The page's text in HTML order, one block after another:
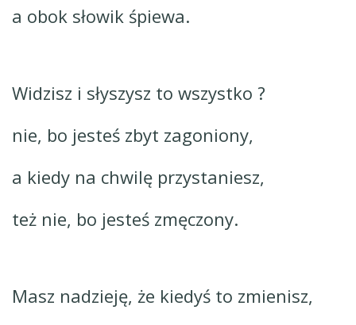
a obok słowik śpiewa.
Widzisz i słyszysz to wszystko ?
nie, bo jesteś zbyt zagoniony,
a kiedy na chwilę przystaniesz,
też nie, bo jesteś zmęczony.
Masz nadzieję, że kiedyś to zmienisz,